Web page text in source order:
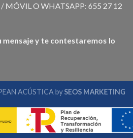
MÓVIL O WHATSAPP: 655 27 12
mensaje y te contestaremos lo
ACÚSTICA by SEOS MARKETING